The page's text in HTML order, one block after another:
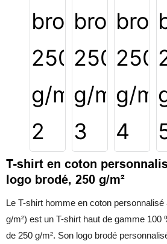
T-shirt en coton
logo brodé, 250 g/m²
Le T-shirt homme en coton
g/m²) est un T-shirt haut de gamme 100
de 250 g/m². Son logo brodé